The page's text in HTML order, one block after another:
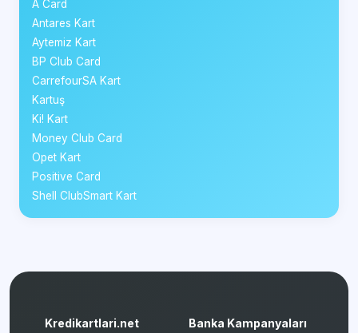
A Card
Antares Kart
Aytemiz Kart
BP Club Card
CarrefourSA Kart
Kartuş
Ki! Kart
Money Club Card
Opet Kart
Positive Card
Shell ClubSmart Kart
Kredikartlari.net Banka Kampanyaları